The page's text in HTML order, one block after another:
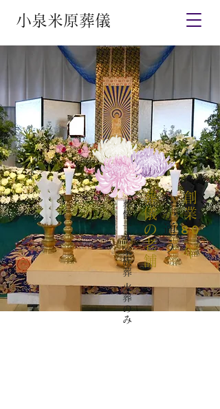
小泉米原葬儀
葬儀一式 家族葬 火葬のみ葬儀の老舗心が通う創業
８０
年